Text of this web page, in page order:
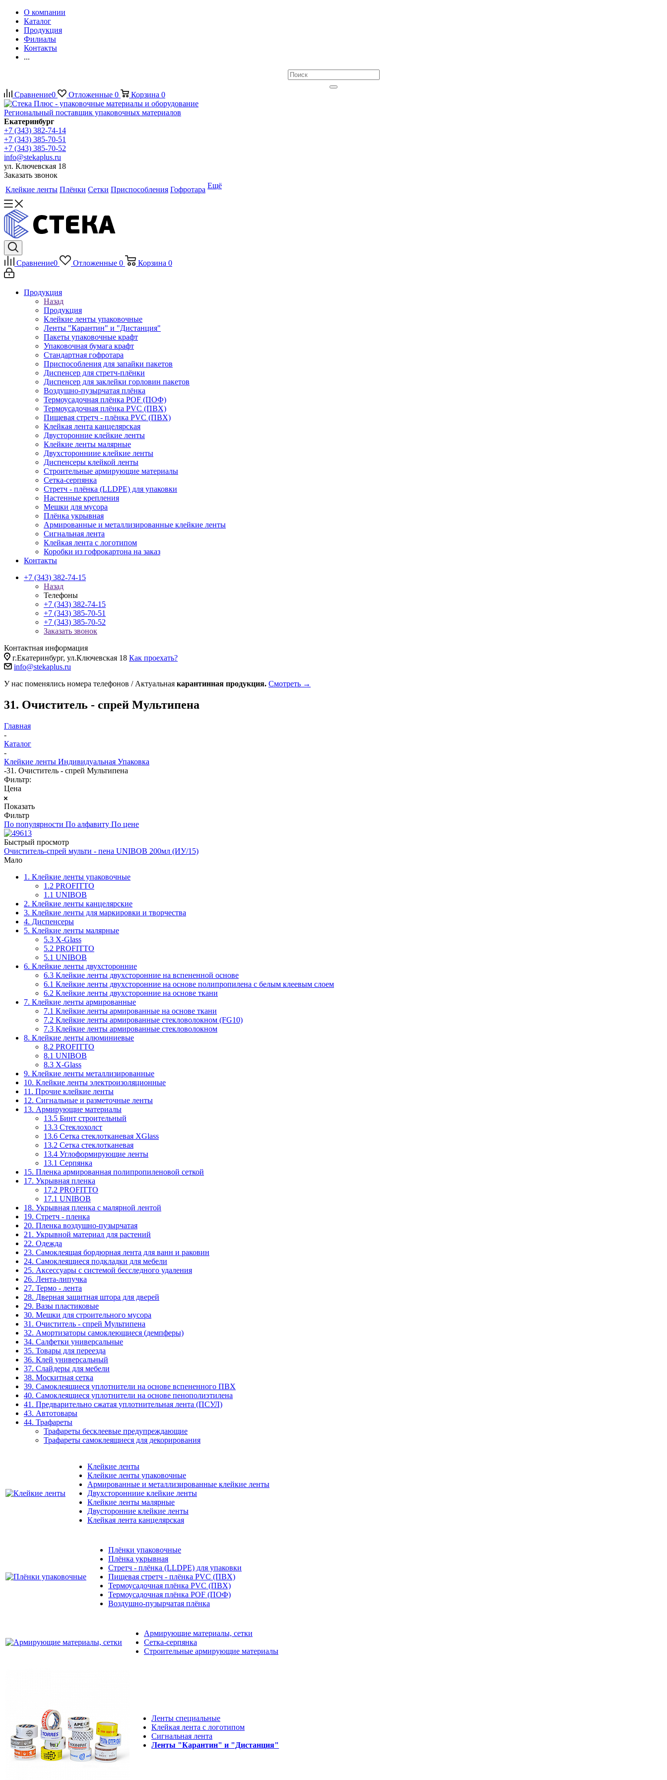
О компании
Каталог
Продукция
Филиалы
Контакты
...
Сравнение0 Отложенные 0 Корзина 0
Региональный поставщик упаковочных материалов
Екатеринбург
+7 (343) 382-74-14
+7 (343) 385-70-51
+7 (343) 385-70-52
info@stekaplus.ru
ул. Ключевская 18
Заказать звонок
Клейкие ленты Плёнки Сетки Приспособления Гофротара Ещё
Сравнение0 Отложенные 0 Корзина 0
Продукция
Назад
Продукция
Клейкие ленты упаковочные
Ленты "Карантин" и "Дистанция"
Пакеты упаковочные крафт
Упаковочная бумага крафт
Стандартная гофротара
Приспособления для запайки пакетов
Диспенсер для стретч-плёнки
Диспенсер для заклейки горловин пакетов
Воздушно-пузырчатая плёнка
Термоусадочная плёнка POF (ПОФ)
Термоусадочная плёнка PVC (ПВХ)
Пищевая стретч - плёнка PVC (ПВХ)
Клейкая лента канцелярская
Двусторонние клейкие ленты
Клейкие ленты малярные
Двухсторонниие клейкие ленты
Диспенсеры клейкой ленты
Строительные армирующие материалы
Сетка-серпянка
Стретч - плёнка (LLDPE) для упаковки
Настенные крепления
Мешки для мусора
Плёнка укрывная
Армированные и металлизированные клейкие ленты
Сигнальная лента
Клейкая лента с логотипом
Коробки из гофрокартона на заказ
Контакты
+7 (343) 382-74-15
Назад
Телефоны
+7 (343) 382-74-15
+7 (343) 385-70-51
+7 (343) 385-70-52
Заказать звонок
Контактная информация
г.Екатеринбург, ул.Ключевская 18 Как проехать?
info@stekaplus.ru
У нас поменялись номера телефонов / Актуальная карантинная продукция. Смотреть →
31. Очиститель - спрей Мультипена
Главная
-
Каталог
-
Клейкие ленты Индивидуальная Упаковка
-31. Очиститель - спрей Мультипена
Фильтр:
Цена
Показать
Фильтр
По популярности По алфавиту По цене
Быстрый просмотр
Очиститель-спрей мульти - пена UNIBOB 200мл (ИУ/15)
Мало
1. Клейкие ленты упаковочные
1.2 PROFITTO
1.1 UNIBOB
2. Клейкие ленты канцелярские
3. Клейкие ленты для маркировки и творчества
4. Диспенсеры
5. Клейкие ленты малярные
5.3 X-Glass
5.2 PROFITTO
5.1 UNIBOB
6. Клейкие ленты двухсторонние
6.3 Клейкие ленты двухсторонние на вспененной основе
6.1 Клейкие ленты двухсторонние на основе полипропилена с белым клеевым слоем
6.2 Клейкие ленты двухсторонние на основе ткани
7. Клейкие ленты армированные
7.1 Клейкие ленты армированные на основе ткани
7.2 Клейкие ленты армированные стекловолокном (FG10)
7.3 Клейкие ленты армированные стекловолокном
8. Клейкие ленты алюминиевые
8.2 PROFITTO
8.1 UNIBOB
8.3 X-Glass
9. Клейкие ленты металлизированные
10. Клейкие ленты электроизоляционные
11. Прочие клейкие ленты
12. Сигнальные и разметочные ленты
13. Армирующие материалы
13.5 Бинт строительный
13.3 Стеклохолст
13.6 Сетка стеклотканевая XGlass
13.2 Сетка стеклотканевая
13.4 Углоформирующие ленты
13.1 Серпянка
15. Пленка армированная полипропиленовой сеткой
17. Укрывная пленка
17.2 PROFITTO
17.1 UNIBOB
18. Укрывная пленка с малярной лентой
19. Стретч - пленка
20. Пленка воздушно-пузырчатая
21. Укрывной материал для растений
22. Одежда
23. Самоклеящая бордюрная лента для ванн и раковин
24. Самоклеящиеся подкладки для мебели
25. Аксессуары с системой бесследного удаления
26. Лента-липучка
27. Термо - лента
28. Дверная защитная штора для дверей
29. Вазы пластиковые
30. Мешки для строительного мусора
31. Очиститель - спрей Мультипена
32. Амортизаторы самоклеющиеся (демпферы)
34. Салфетки универсальные
35. Товары для переезда
36. Клей универсальный
37. Слайдеры для мебели
38. Москитная сетка
39. Самоклеящиеся уплотнители на основе вспененного ПВХ
40. Самоклеящиеся уплотнители на основе пенополиэтилена
41. Предварительно сжатая уплотнительная лента (ПСУЛ)
43. Автотовары
44. Трафареты
Трафареты бесклеевые предупреждающие
Трафареты самоклеящиеся для декорирования
Клейкие ленты
Клейкие ленты упаковочные
Армированные и металлизированные клейкие ленты
Двухсторонниие клейкие ленты
Клейкие ленты малярные
Двусторонние клейкие ленты
Клейкая лента канцелярская
Плёнки упаковочные
Плёнка укрывная
Стретч - плёнка (LLDPE) для упаковки
Пищевая стретч - плёнка PVC (ПВХ)
Термоусадочная плёнка PVC (ПВХ)
Термоусадочная плёнка POF (ПОФ)
Воздушно-пузырчатая плёнка
Армирующие материалы, сетки
Сетка-серпянка
Строительные армирующие материалы
Ленты специальные
Клейкая лента с логотипом
Сигнальная лента
Ленты "Карантин" и "Дистанция"